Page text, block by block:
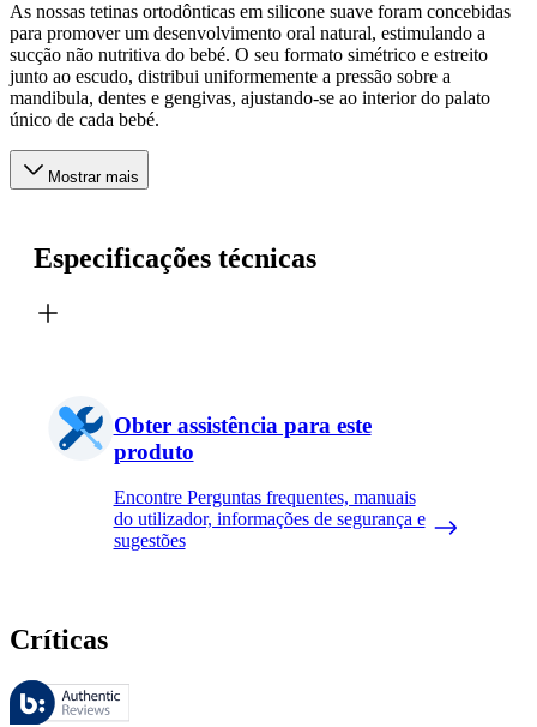
As nossas tetinas ortodônticas em silicone suave foram concebidas
para promover um desenvolvimento oral natural, estimulando a
sucção não nutritiva do bebé. O seu formato simétrico e estreito
junto ao escudo, distribui uniformemente a pressão sobre a
mandibula, dentes e gengivas, ajustando-se ao interior do palato
único de cada bebé.
Mostrar mais
Especificações técnicas
Obter assistência para este
produto
Encontre Perguntas frequentes, manuais
do utilizador, informações de segurança e
sugestões
Críticas
Estas avaliações são geridas pela Bazaarvoice e estão em